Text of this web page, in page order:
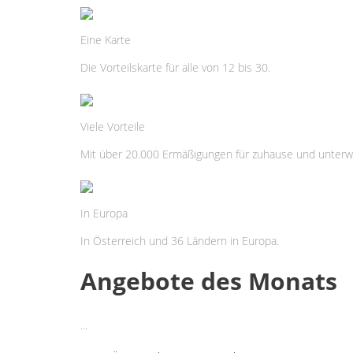
Eine Karte
Die Vorteilskarte für alle von 12 bis 30.
Viele Vorteile
Mit über 20.000 Ermäßigungen für zuhause und
In Europa
In Österreich und 36 Ländern in Europa.
Angebote des Monats
...